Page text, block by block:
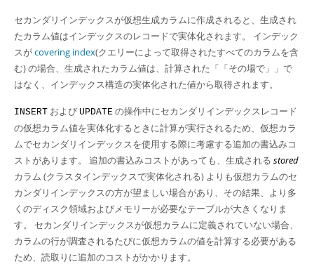
セカンダリインデックスが仮想生成カラムに作成されると、生成され
たカラム値はインデックスのレコードで実体化されます。 インデック
スがcovering index(クエリーによって取得されたすべてのカラムを含
む) の場合、生成されたカラム値は、計算された 「 「その場で」 」 で
はなく、インデックス構造の実体化された値から取得されます。
INSERT および UPDATE の操作中にセカンダリインデックスレコード
の仮想カラム値を実体化するときに計算が実行されるため、仮想カラ
ムでセカンダリインデックスを使用する際に考慮する追加の書込みコ
ストがあります。 追加の書込みコストがあっても、生成される stored
カラム (クラスタインデックスで実体化される) よりも仮想カラムのセ
カンダリインデックスの方が望ましい場合があり、その結果、より多
くのディスク領域およびメモリーが必要なテーブルが大きくなりま
す。 セカンダリインデックスが仮想カラムに定義されていない場合、
カラムの行が調査されるたびに仮想カラムの値を計算する必要がある
ため、読取りに追加のコストがかかります。